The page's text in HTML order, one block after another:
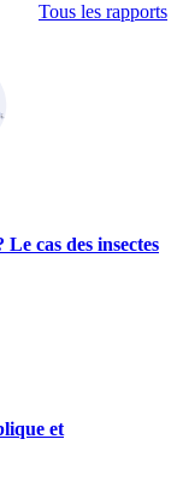
Tous les rapports
cas des insectes
et